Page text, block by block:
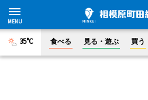
35°C 食べる 見る・遊ぶ 買う